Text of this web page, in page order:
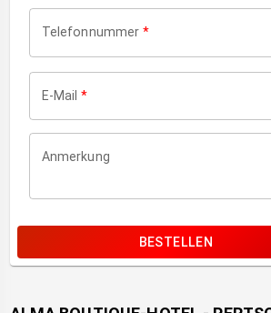
Telefonnummer *
E-Mail *
Anmerkung
BESTELLEN